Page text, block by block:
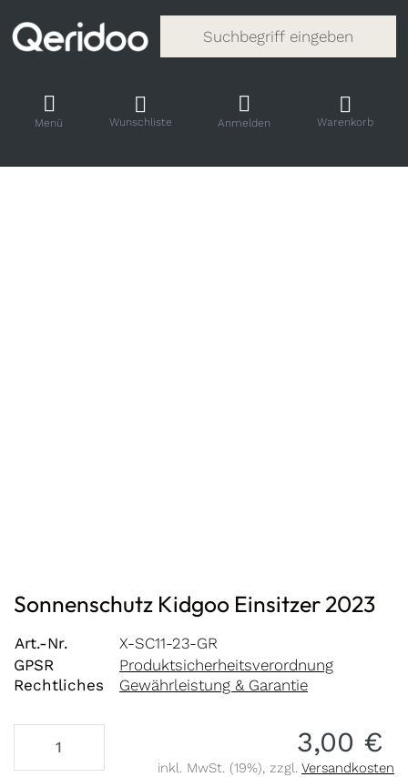
Menü Wunschliste Anmelden Warenkorb
Sonnenschutz Kidgoo Einsitzer 2023
Art.-Nr.
X-SC11-23-GR
GPSR
Produktsicherheitsverordnung
Rechtliches
Gewährleistung & Garantie
3,00 €
inkl. MwSt. (19%), zzgl. Versandkosten